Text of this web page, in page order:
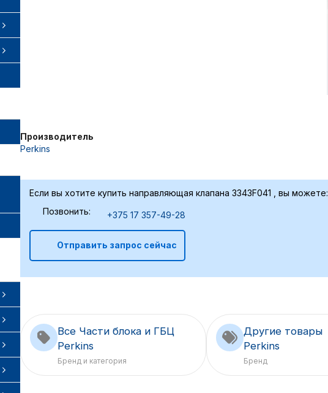
Производитель
Perkins
Если вы хотите купить направляющая клапана 3343F041 , вы можете:
Позвонить:
+375 17 357-49-28
Отправить запрос сейчас
Все Части блока и ГБЦ
Perkins
Бренд и категория
Другие товары
Perkins
Бренд